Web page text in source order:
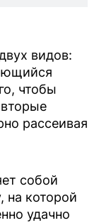
видов:
чтобы
рассеивая
собой
на которой
удачно